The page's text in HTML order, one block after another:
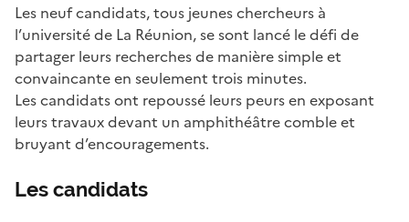
Les neuf candidats, tous jeunes chercheurs à
l’université de La Réunion, se sont lancé le défi de
partager leurs recherches de manière simple et
convaincante en seulement trois minutes.
Les candidats ont repoussé leurs peurs en exposant
leurs travaux devant un amphithéâtre comble et
bruyant d’encouragements.
Les candidats